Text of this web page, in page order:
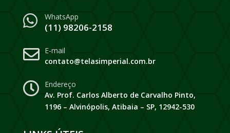
 WhatsApp
(11) 98206-2158
 E-mail
contato@telasimperial.com.br

Endereço
Av. Prof. Carlos Alberto de Carvalho Pinto,
1196 – Alvinópolis, Atibaia – SP, 12942-530